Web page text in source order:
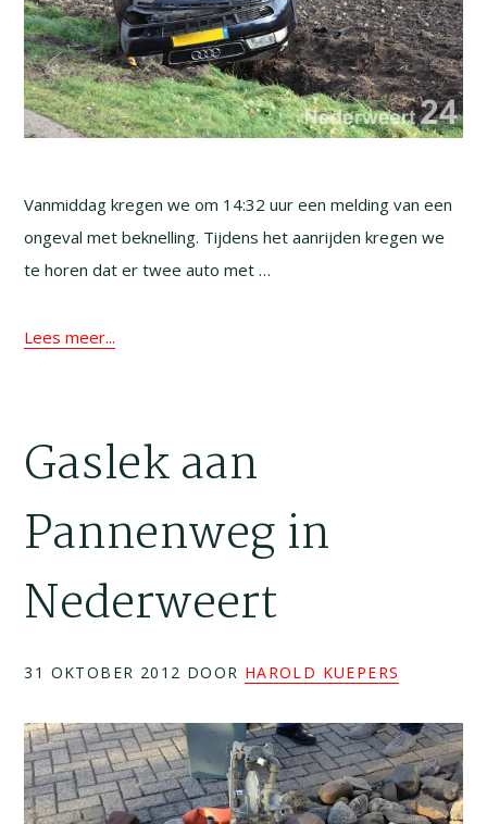
Vanmiddag kregen we om 14:32 uur een melding van een
ongeval met beknelling. Tijdens het aanrijden kregen we
te horen dat er twee auto met …
Lees meer...
Gaslek aan
Pannenweg in
Nederweert
31 OKTOBER 2012 DOOR HAROLD KUEPERS